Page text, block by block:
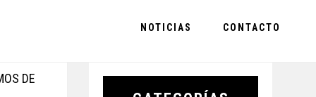
NOTICIAS CONTACTO
DE
Primary